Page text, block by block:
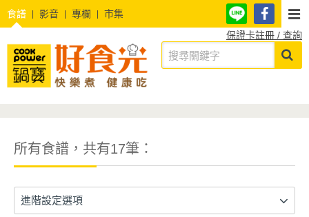
食譜 影音 專欄
市集
保證卡註冊 / 查詢
所有食譜，共有17筆：
進階設定選項